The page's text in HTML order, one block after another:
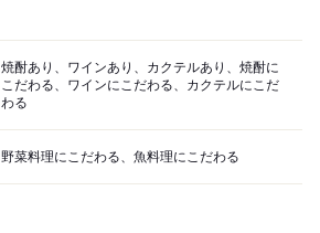
焼酎あり、ワインあり、カクテルあり、焼酎に
こだわる、ワインにこだわる、カクテルにこだ
わる
野菜料理にこだわる、魚料理にこだわる